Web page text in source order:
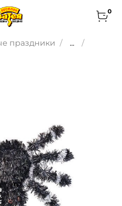
0
праздники
...